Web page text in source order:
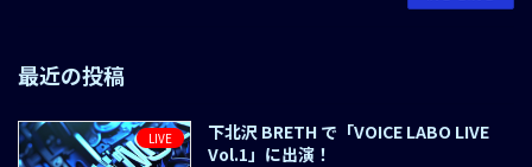
最近の投稿
LIVE
下北沢 BRETH で「VOICE LABO LIVE
Vol.1」に出演！